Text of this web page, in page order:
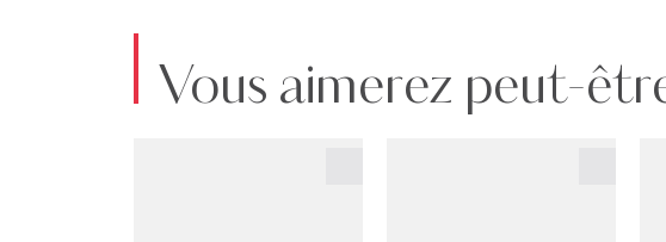
Vous aimerez peut-